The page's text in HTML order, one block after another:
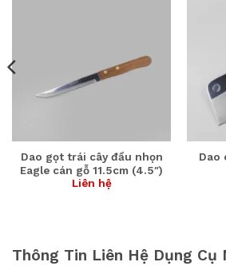
Dao gọt trái cây đầu nhọn
Eagle cán gỗ 11.5cm (4.5″)
Liên hệ
Dao
Thông Tin Liên Hệ Dụng Cụ